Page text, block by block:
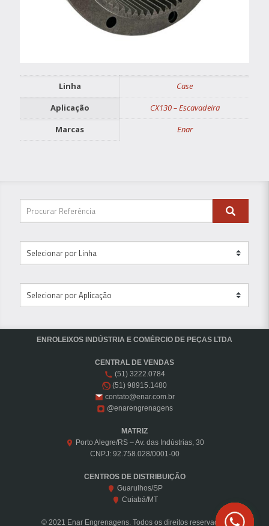
Linha
Case
Aplicação
CX130 – Escavadeira
Marcas
Enar
ENROLEIXOS INDÚSTRIA E COMÉRCIO DE PEÇAS LTDA
CENTRAL DE VENDAS
(51) 3222.0784
(51) 98915.1480
contato@enar.com.br
@enarengrenagens
MATRIZ
Porto Alegre/RS – Av. das Indústrias, 30
CNPJ: 92.758.028/0001-00
CENTROS DE DISTRIBUIÇÃO
Guarulhos/SP
Cuiabá/MT
© 2021 Enar Engrenagens. Todos os direitos reservados.